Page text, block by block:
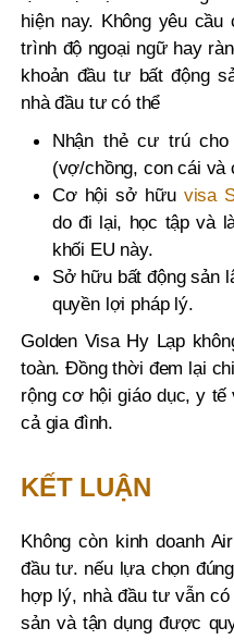
hiện nay. Không yêu
trình độ ngoại ngữ hay
khoản đầu tư bất động
nhà đầu tư có thể
Nhận thẻ cư trú
(vợ/chồng, con cái và
Cơ hội sở hữu visa
do đi lại, học tập và
khối EU này.
Sở hữu bất động sản
quyền lợi pháp lý.
Golden Visa Hy Lạp
toàn. Đồng thời đem lại
rộng cơ hội giáo dục, y
cả gia đình.
KẾT LUẬN
Không còn kinh doanh
đầu tư. nếu lựa chọn
hợp lý, nhà đầu tư vẫn
sản và tận dụng được